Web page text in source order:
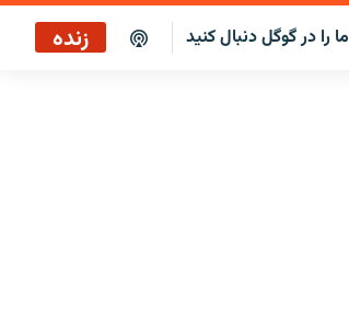
ما را در گوگل دنبال کنید زنده